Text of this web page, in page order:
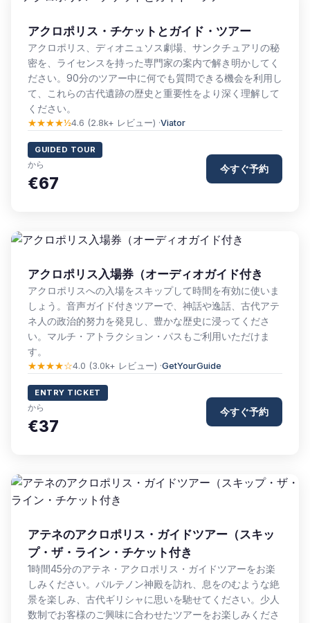
アクロポリス・チケットとガイド・ツアー
アクロポリス、ディオニュソス劇場、サンクチュアリの秘
密を、ライセンスを持った専門家の案内で解き明かしてく
ださい。90分のツアー中に何でも質問できる機会を利用し
て、これらの古代遺跡の歴史と重要性をより深く理解して
ください。
★★★★½4.6 (2.8k+ レビュー) ·Viator
GUIDED TOUR
から
€67
今すぐ予約
アクロポリス入場券（オーディオガイド付き
アクロポリスへの入場をスキップして時間を有効に使いま
しょう。音声ガイド付きツアーで、神話や逸話、古代アテ
ネ人の政治的努力を発見し、豊かな歴史に浸ってくださ
い。マルチ・アトラクション・パスもご利用いただけま
す。
★★★★☆4.0 (3.0k+ レビュー) ·GetYourGuide
ENTRY TICKET
から
€37
今すぐ予約
アテネのアクロポリス・ガイドツアー（スキッ
プ・ザ・ライン・チケット付き
1時間45分のアテネ・アクロポリス・ガイドツアーをお楽
しみください。パルテノン神殿を訪れ、息をのむような絶
景を楽しみ、古代ギリシャに思いを馳せてください。少人
数制でお客様のご興味に合わせたツアーをお楽しみくださ